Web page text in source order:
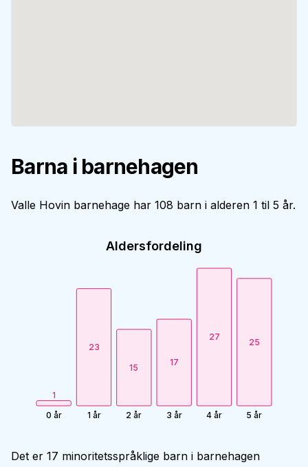
Barna i barnehagen
Valle Hovin barnehage har 108 barn i alderen 1 til 5 år.
Aldersfordeling
1
0 år
23
1 år
15
2 år
17
3 år
27
4 år
25
5 år
Det er 17 minoritetsspråklige barn i barnehagen